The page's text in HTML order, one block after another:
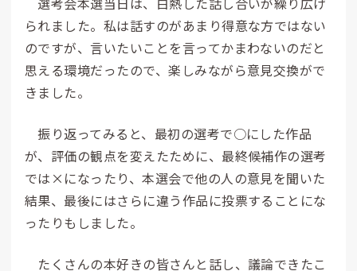
られました。私は話すのがあまり得意な方ではない
のですが、言いたいことを言ってかまわないのだと
思える環境だったので、楽しみながら意見交換がで
きました。
振り返ってみると、最初の選考で○にした作品
が、評価の観点を変えたために、最終候補作の選考
では×になったり、本選会で他の人の意見を聞いた
結果、最後にはさらに違う作品に投票することにな
ったりもしました。
たくさんの本好きの皆さんと話し、議論できたこ